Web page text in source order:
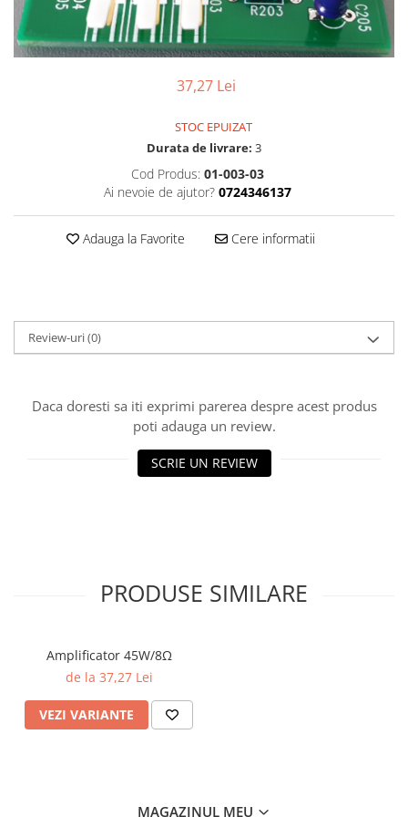
37,27 Lei
STOC EPUIZAT
Durata de livrare: 3
Cod Produs: 01-003-03
Ai nevoie de ajutor? 0724346137
Adauga la Favorite Cere informatii
Review-uri(0)
Daca doresti sa iti exprimi parerea despre acest produs
poti adauga un review.
SCRIE UN REVIEW
PRODUSE SIMILARE
Amplificator 45W/8Ω
de la 37,27 Lei
VEZI VARIANTE
MAGAZINUL MEU